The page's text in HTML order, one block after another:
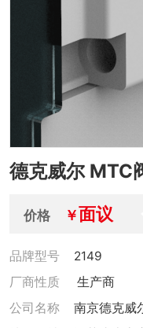
德克威尔 MTC
价格 ￥面议
品牌型号
2149
厂商性质
生产商
公司名称
南京德克威